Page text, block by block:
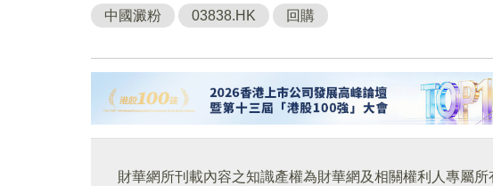
中國澱粉 03838.HK 回購
財華網所刊載內容之知識產權為財華網及相關權利人專屬所